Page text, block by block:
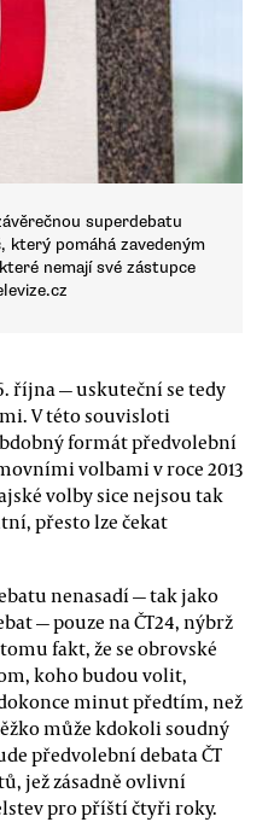
superdebatu
který pomáhá zavedeným
nemají své zástupce
října — uskuteční se tedy
V této souvisloti
formát předvolební
volbami v roce 2013
volby sice nejsou tak
přesto lze čekat
nenasadí — tak jako
— pouze na ČT24, nýbrž
fakt, že se obrovské
koho budou volit,
minut předtím, než
může kdokoli soudný
předvolební debata ČT
jež zásadně ovlivní
pro příští čtyři roky.